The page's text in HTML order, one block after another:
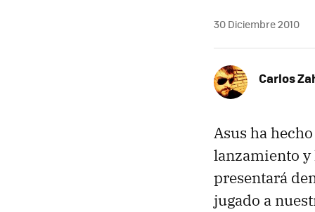
30 Diciembre 2010
Carlos
Asus ha
lanzamiento
presentará
jugado a